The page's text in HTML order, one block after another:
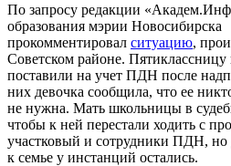
По запросу редакции
образования мэрии Новосибирска
прокомментировал ситуацию,
Советском районе.
поставили на учет ПДН после
них девочка сообщила, что ее
не нужна. Мать школьницы в
чтобы к ней перестали ходить с
участковый и сотрудники ПДН, но
к семье у инстанций остались.